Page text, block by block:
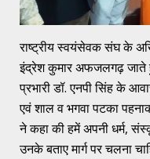
राष्ट्रीय स्वयंसेवक संघ के
इंद्रेश कुमार अफजलगढ़ जाते
प्रभारी डॉ. एनपी सिंह के
एवं शाल व भगवा पटका
ने कहा की हमें अपनी धर्म,
उनके बताए मार्ग पर चलना